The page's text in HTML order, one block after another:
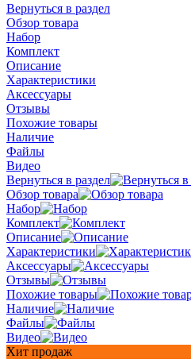
Вернуться в раздел
Обзор товара
Набор
Комплект
Описание
Характеристики
Аксессуары
Отзывы
Похожие товары
Наличие
Файлы
Видео
Вернуться в раздел
Обзор товара
Набор
Комплект
Описание
Характеристики
Аксессуары
Отзывы
Похожие товары
Наличие
Файлы
Видео
Хит продаж